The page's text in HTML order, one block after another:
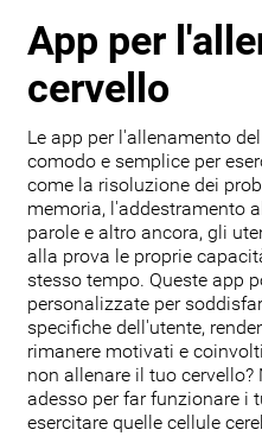
App per
cervello
Le app per l'allenamento
comodo e semplice per
come la risoluzione dei
memoria, l'addestramento
parole e altro ancora, gli
alla prova le proprie
stesso tempo. Queste app
personalizzate per
specifiche dell'utente,
rimanere motivati e
non allenare il tuo
adesso per far funzionare i
esercitare quelle cellule